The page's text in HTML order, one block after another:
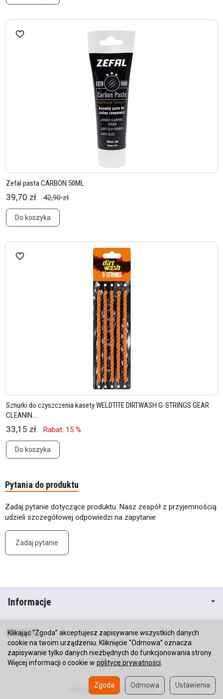
Zefal pasta CARBON 50ML
39,70 zł 42,90 zł
Do koszyka
Sznurki do czyszczenia kasety WELDTITE DIRTWASH G-STRINGS GEAR
CLEANIN...
33,15 zł Rabat: 15 %
Do koszyka
Pytania do produktu
Zadaj pytanie dotyczące produktu. Nasz zespół z przyjemnością
udzieli szczegółowej odpowiedzi na zapytanie.
Zadaj pytanie
Informacje
Kontakt
Sklep internetowy SOTESHOP AI
Klikając “Zgoda” akceptujesz zapisywanie wszystkich danych
cookie na twoim urządzeniu. Kliknięcie “Odmowa” oznacza
zapisywanie tylko danych niezbędnych do funkcjonowania strony.
Więcej informacji o cookie w polityce prywatności
Ustawienia
Odmowa
Zgoda